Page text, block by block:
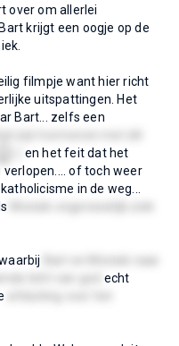
over om allerlei
krijgt een oogje op de
filmpje want hier richt
uitspattingen. Het
Bart... zelfs een
en het feit dat het
of toch weer
in de weg...
echt